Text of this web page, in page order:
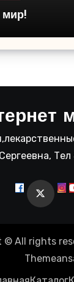
мир!
© All rights